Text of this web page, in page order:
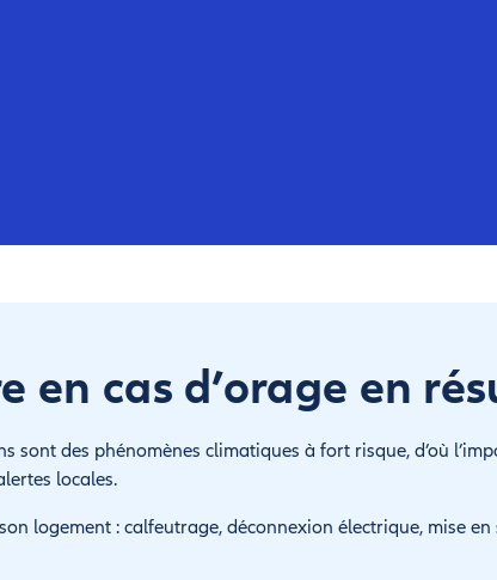
en cas d’orage en
sont des phénomènes climatiques à fort risque, d’où
locales.
logement : calfeutrage, déconnexion électrique, mise en